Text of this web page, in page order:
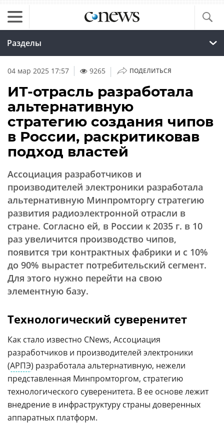
Разделы
04 мар 2025 17:57 9265 | ПОДЕЛИТЬСЯ
ИТ-отрасль разработала
альтернативную
стратегию создания чипов
в России, раскритиковав
подход властей
Ассоциация разработчиков и
производителей электроники разработала
альтернативную Минпромторгу стратегию
развития радиоэлектронной отрасли в
стране. Согласно ей, в России к 2035 г. в 10
раз увеличится производство чипов,
появится три контрактных фабрики и с 10%
до 90% вырастет потребительский сегмент.
Для этого нужно перейти на свою
элементную базу.
Технологический суверенитет
Как стало известно CNews, Ассоциация
разработчиков и производителей электроники
(АРПЭ) разработала альтернативную, нежели
представленная Минпромторгом, стратегию
технологического суверенитета. В ее основе лежит
внедрение в инфраструктуру страны доверенных
аппаратных платформ.